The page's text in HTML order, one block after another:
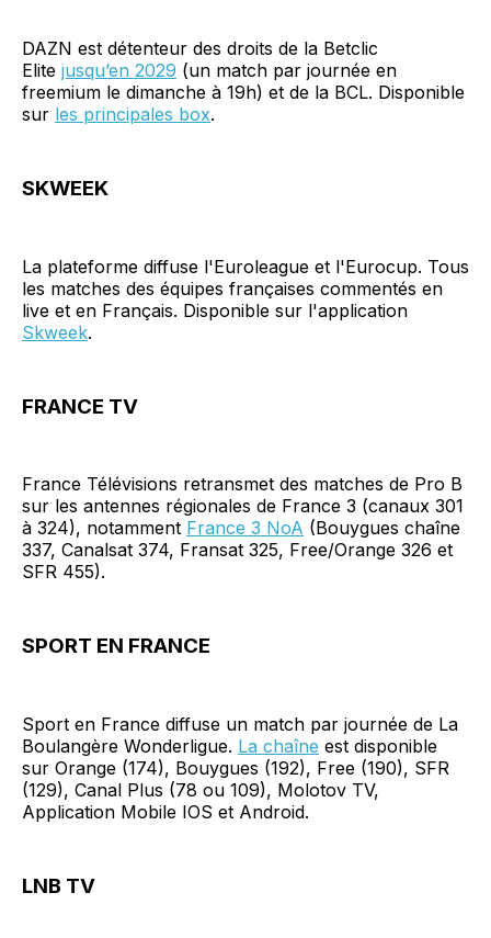
DAZN est détenteur des droits de la Betclic
Elite jusqu’en 2029 (un match par journée en
freemium le dimanche à 19h) et de la BCL. Disponible
sur les principales box.
SKWEEK
La plateforme diffuse l'Euroleague et l'Eurocup. Tous
les matches des équipes françaises commentés en
live et en Français. Disponible sur l'application
Skweek.
FRANCE TV
France Télévisions retransmet des matches de Pro B
sur les antennes régionales de France 3 (canaux 301
à 324), notamment France 3 NoA (Bouygues chaîne
337, Canalsat 374, Fransat 325, Free/Orange 326 et
SFR 455).
SPORT EN FRANCE
Sport en France diffuse un match par journée de La
Boulangère Wonderligue. La chaîne est disponible
sur Orange (174), Bouygues (192), Free (190), SFR
(129), Canal Plus (78 ou 109), Molotov TV,
Application Mobile IOS et Android.
LNB TV